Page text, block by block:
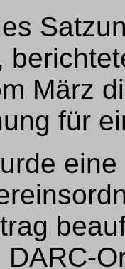
März
für